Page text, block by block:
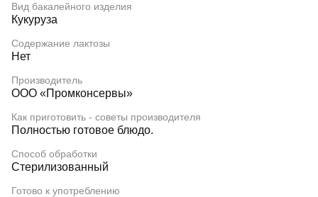
Вид бакалейного изделия
Кукуруза
Содержание лактозы
Нет
Производитель
ООО «Промконсервы»
Как приготовить - советы производителя
Полностью готовое блюдо.
Способ обработки
Стерилизованный
Готово к употреблению